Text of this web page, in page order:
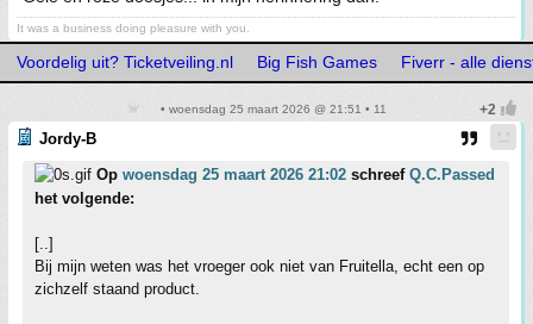
It was a business doing pleasure with you.
Voordelig uit? Ticketveiling.nl Big Fish Games Fiverr - alle
• woensdag 25 maart 2026 @ 21:51 • 11
Jordy-B
Op woensdag 25 maart 2026 21:02 schreef Q.C.Passed
het volgende:
[..]
Bij mijn weten was het vroeger ook niet van Fruitella, echt een op
zichzelf staand product.